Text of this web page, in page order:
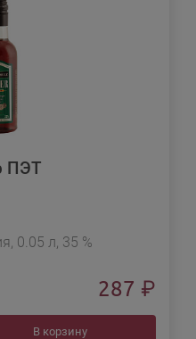
ПЭТ
0.05 л, 35 %
287 ₽
В корзину